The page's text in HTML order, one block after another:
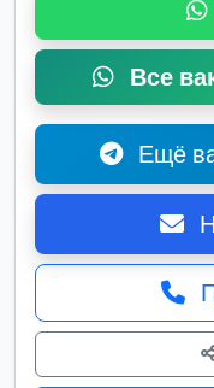
Все
Ещё